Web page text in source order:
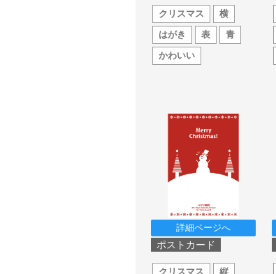
クリスマス
横
はがき
表
青
かわいい
詳細ページへ
ポストカード
クリスマス
縦